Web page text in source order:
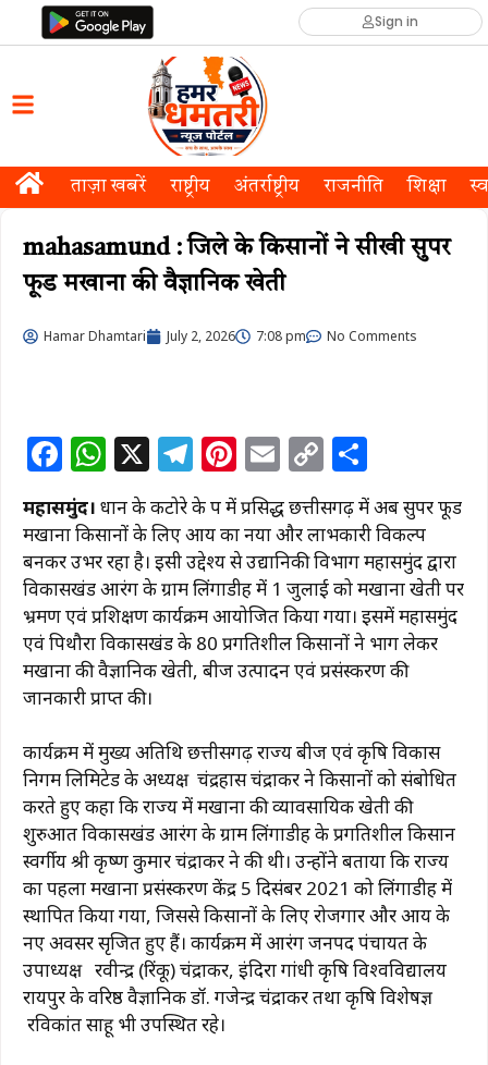
Sign in
ताज़ा खबरें राष्ट्रीय अंतर्राष्ट्रीय राजनीति शिक्षा
mahasamund : जिले के किसानों ने सीखी सुपर
फूड मखाना की वैज्ञानिक खेती
Hamar Dhamtari July 2, 2026 7:08 pm No Comments
F
a
c
e
b
o
o
k
W
h
at
s
A
p
p
X T
el
e
g
ra
m
Pi
n
te
re
st
E
m
ai
l
C
o
p
y
Li
n
k
h
ar
e
महासमुंद। धान के कटोरे के रूप में प्रसिद्ध छत्तीसगढ़ में अब सुपर फूड
मखाना किसानों के लिए आय का नया और लाभकारी विकल्प
बनकर उभर रहा है। इसी उद्देश्य से उद्यानिकी विभाग महासमुंद द्वारा
विकासखंड आरंग के ग्राम लिंगाडीह में 1 जुलाई को मखाना खेती पर
भ्रमण एवं प्रशिक्षण कार्यक्रम आयोजित किया गया। इसमें महासमुंद
एवं पिथौरा विकासखंड के 80 प्रगतिशील किसानों ने भाग लेकर
मखाना की वैज्ञानिक खेती, बीज उत्पादन एवं प्रसंस्करण की
जानकारी प्राप्त की।
कार्यक्रम में मुख्य अतिथि छत्तीसगढ़ राज्य बीज एवं कृषि विकास
निगम लिमिटेड के अध्यक्ष चंद्रहास चंद्राकर ने किसानों को संबोधित
करते हुए कहा कि राज्य में मखाना की व्यावसायिक खेती की
शुरुआत विकासखंड आरंग के ग्राम लिंगाडीह के प्रगतिशील किसान
स्वर्गीय श्री कृष्ण कुमार चंद्राकर ने की थी। उन्होंने बताया कि राज्य
का पहला मखाना प्रसंस्करण केंद्र 5 दिसंबर 2021 को लिंगाडीह में
स्थापित किया गया, जिससे किसानों के लिए रोजगार और आय के
नए अवसर सृजित हुए हैं। कार्यक्रम में आरंग जनपद पंचायत के
उपाध्यक्ष रवीन्द्र (रिंकू) चंद्राकर, इंदिरा गांधी कृषि विश्वविद्यालय
रायपुर के वरिष्ठ वैज्ञानिक डॉ. गजेन्द्र चंद्राकर तथा कृषि विशेषज्ञ
रविकांत साहू भी उपस्थित रहे।